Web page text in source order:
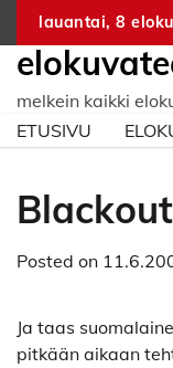
content
lauantai, 8
melkein kaikki
ETUSIVU
Blackout
Posted on
Ja taas
pitkään aikaan